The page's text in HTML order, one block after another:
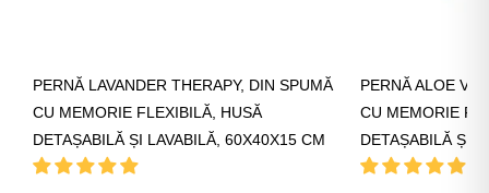
PERNĂ LAVANDER THERAPY, DIN SPUMĂ
CU MEMORIE FLEXIBILĂ, HUSĂ
DETAȘABILĂ ȘI LAVABILĂ, 60X40X15 CM
PERNĂ ALOE
CU MEMORIE
DETAȘABILĂ ȘI